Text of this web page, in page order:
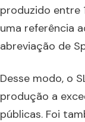
produzido entre
uma referência
abreviação de
Desse modo, o
produção a
públicas. Foi